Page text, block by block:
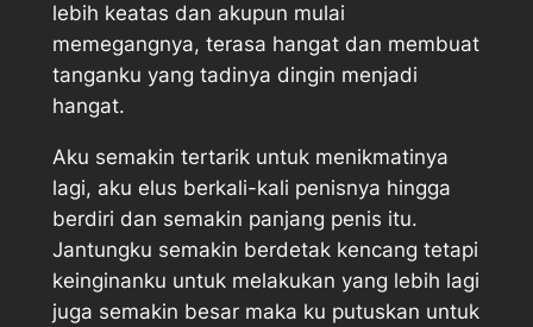
lebih keatas dan akupun mulai
memegangnya, terasa hangat dan membuat
tanganku yang tadinya dingin menjadi
hangat.
Aku semakin tertarik untuk menikmatinya
lagi, aku elus berkali-kali penisnya hingga
berdiri dan semakin panjang penis itu.
Jantungku semakin berdetak kencang tetapi
keinginanku untuk melakukan yang lebih lagi
juga semakin besar maka ku putuskan untuk